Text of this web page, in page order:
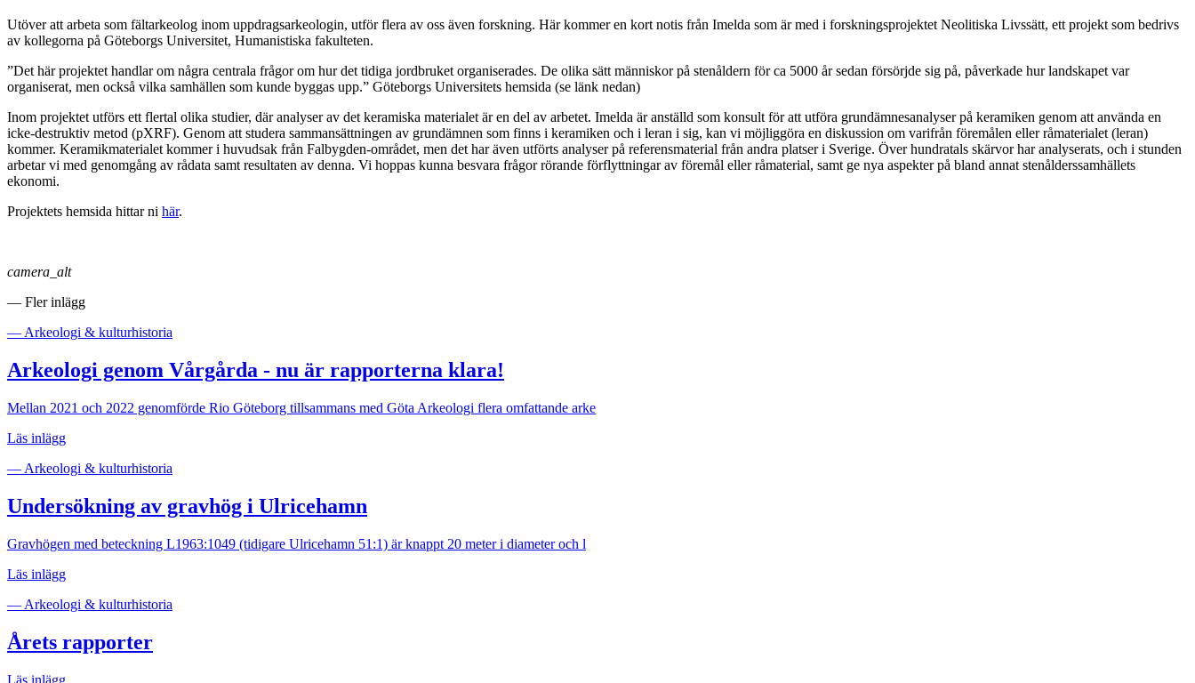
Utöver att arbeta som fältarkeolog inom uppdragsarkeologin, utför flera av oss även forskning. Här kommer en kort notis från Imelda som är med i forskningsprojektet Neolitiska Livssätt, ett projekt som bedrivs
av kollegorna på Göteborgs Universitet, Humanistiska fakulteten.
”Det här projektet handlar om några centrala frågor om hur det tidiga jordbruket organiserades. De olika sätt människor på stenåldern för ca 5000 år sedan försörjde sig på, påverkade hur landskapet var
organiserat, men också vilka samhällen som kunde byggas upp.” Göteborgs Universitets hemsida (se länk nedan)
Inom projektet utförs ett flertal olika studier, där analyser av det keramiska materialet är en del av arbetet. Imelda är anställd som konsult för att utföra grundämnesanalyser på keramiken genom att använda en
icke-destruktiv metod (pXRF). Genom att studera sammansättningen av grundämnen som finns i keramiken och i leran i sig, kan vi möjliggöra en diskussion om varifrån föremålen eller råmaterialet (leran)
kommer. Keramikmaterialet kommer i huvudsak från Falbygden-området, men det har även utförts analyser på referensmaterial från andra platser i Sverige. Över hundratals skärvor har analyserats, och i stunden
arbetar vi med genomgång av rådata samt resultaten av denna. Vi hoppas kunna besvara frågor rörande förflyttningar av föremål eller råmaterial, samt ge nya aspekter på bland annat stenålderssamhällets
ekonomi.
Projektets hemsida hittar ni här.
camera_alt
— Fler inlägg
— Arkeologi & kulturhistoria
Arkeologi genom Vårgårda - nu är rapporterna klara!
Mellan 2021 och 2022 genomförde Rio Göteborg tillsammans med Göta Arkeologi flera omfattande arke
Läs inlägg
— Arkeologi & kulturhistoria
Undersökning av gravhög i Ulricehamn
Gravhögen med beteckning L1963:1049 (tidigare Ulricehamn 51:1) är knappt 20 meter i diameter och l
Läs inlägg
— Arkeologi & kulturhistoria
Årets rapporter
Läs inlägg